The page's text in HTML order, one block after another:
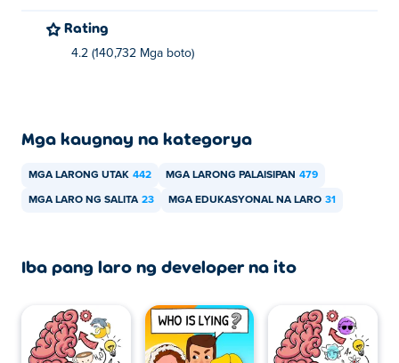
Rating
4.2 (140,732 Mga boto)
Mga kaugnay na kategorya
MGA LARONG UTAK 442 MGA LARONG PALAISIPAN 479
MGA LARO NG SALITA 23 MGA EDUKASYONAL NA LARO 31
Iba pang laro ng developer na ito